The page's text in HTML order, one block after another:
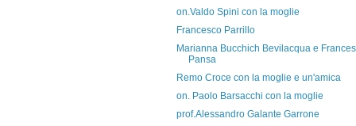
on.Valdo Spini con la moglie
Francesco Parrillo
Marianna Bucchich Bevilacqua e
Pansa
Remo Croce con la moglie e un'amica
on. Paolo Barsacchi con la moglie
prof.Alessandro Galante Garrone